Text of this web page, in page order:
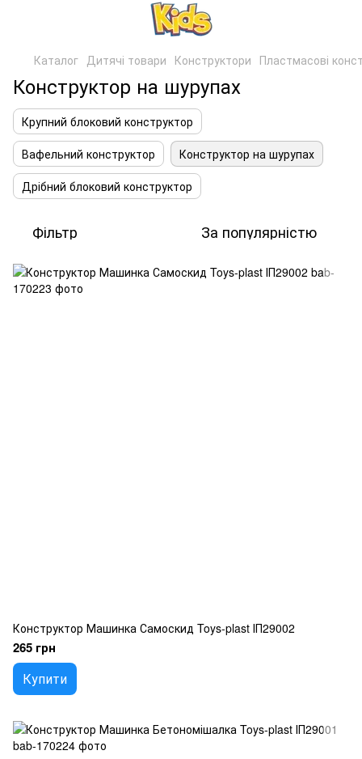
Каталог Дитячі товари Конструктори Пластмасові
Конструктор на шурупах
Крупний блоковий конструктор
Вафельний конструктор
Конструктор на шурупах
Дрібний блоковий конструктор
Фільтр За популярністю
Конструктор Машинка Самоскид Toys-plast ІП29002
265 грн
Купити